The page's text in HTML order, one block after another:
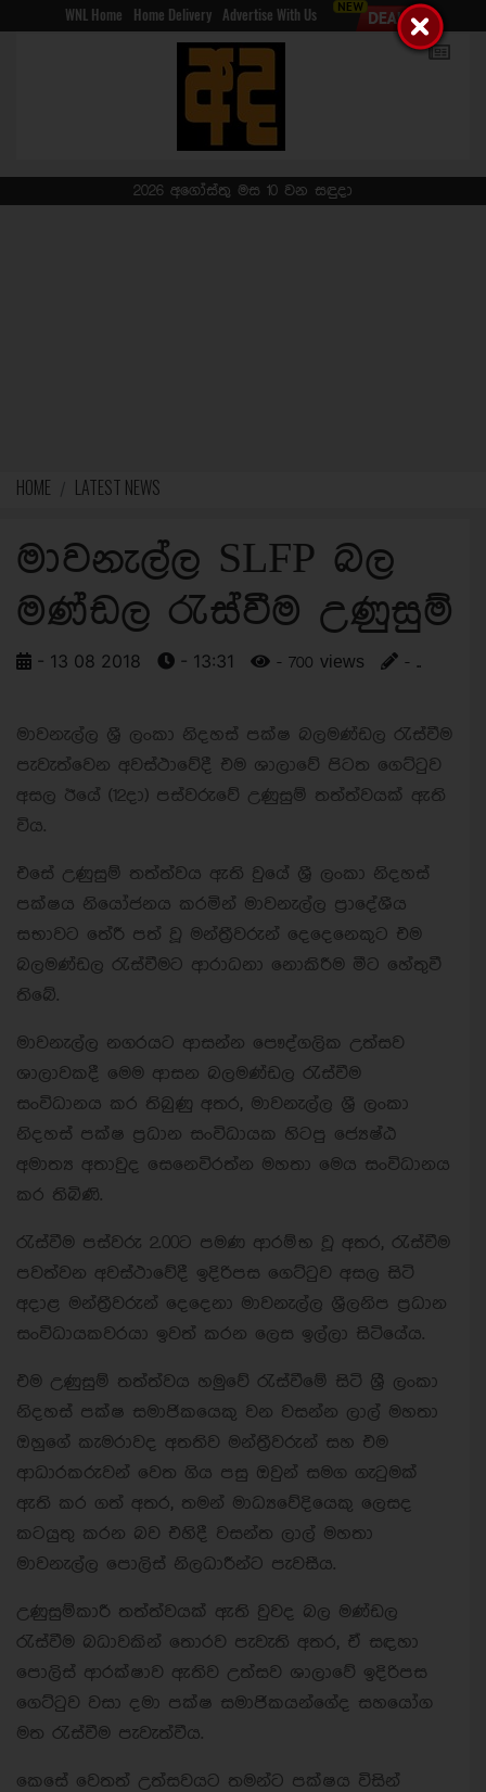
WNL Home Home Delivery Advertise With Us
2026 අගෝස්තු මස 10 වන සඳුදා
HOME LATEST NEWS
මාවනැල්ල SLFP බල
මණ්ඩල රැස්වීම උණුසුම්
- 13 08 2018 - 13:31 - 700 views - ..
මාවනැල්ල ශ‍්‍රී ලංකා නිදහස් පක්ෂ බලමණ්ඩල රැස්වීම
පැවැත්වෙන අවස්ථාවේදී එම ශාලාවේ පිටත ගෙට්ටුව
අසල ඊයේ (12දා) පස්වරුවේ උණුසුම් තත්ත්වයක් ඇති
විය.
එසේ උණුසුම් තත්ත්වය ඇති වුයේ ශ‍්‍රී ලංකා නිදහස්
පක්ෂය නියෝජනය කරමින් මාවනැල්ල ප‍්‍රාදේශීය
සභාවට තේරී පත් වූ මන්ත‍්‍රීවරුන් දෙදෙනෙකුට එම
බලමණ්ඩල රැස්වීමට ආරාධනා නොකිරීම මීට හේතුවී
තිබේ.
මාවනැල්ල නගරයට ආසන්න පෞද්ගලික උත්සව
ශාලාවකදී මෙම ආසන බලමණ්ඩල රැස්වීම
සංවිධානය කර තිබුණු අතර, මාවනැල්ල ශ‍්‍රී ලංකා
නිදහස් පක්ෂ ප‍්‍රධාන සංවිධායක හිටපු ජ්‍යෙෂ්ඨ
අමාත්‍ය අතාවුද සෙනෙවිරත්න මහතා මෙය සංවිධානය
කර තිබිණි.
රැස්වීම පස්වරු 2.00ට පමණ ආරම්භ වූ අතර, රැස්වීම
පවත්වන අවස්ථාවේදී ඉදිරිපස ගෙට්ටුව අසල සිටි
අදාළ මන්ත‍්‍රීවරුන් දෙදෙනා මාවනැල්ල ශ‍්‍රීලනිප ප‍්‍රධාන
සංවිධායකවරයා ඉවත් කරන ලෙස ඉල්ලා සිටියේය.
එම උණුසුම් තත්ත්වය හමුවේ රැස්වීමේ සිටි ශ්‍රී ලංකා
නිදහස් පක්ෂ සමාජිකයෙකු වන වසන්න ලාල් මහතා
ඔහුගේ කැමරාවද අතතිව මන්ත‍්‍රීවරුන් සහ එම
ආධාරකරුවන් වෙත ගිය පසු ඔවුන් සමග ගැටුමක්
ඇති කර ගත් අතර, තමන් මාධ්‍යවේදියෙකු ලෙසද
කටයුතු කරන බව එහිදී වසන්ත ලාල් මහතා
මාවනැල්ල පොලිස් නිලධාරීන්ට පැවසීය.
උණුසුම්කාරී තත්ත්වයක් ඇති වුවද බල මණ්ඩල
රැස්වීම බධාවකින් තොරව පැවැති අතර, ඒ සඳහා
පොලිස් ආරක්ෂාව ඇතිව උත්සව ශාලාවේ ඉදිරිපස
ගෙට්ටුව වසා දමා පක්ෂ සමාජිකයන්ගේද සහයෝග
මත රැස්වීම පැවැත්වීය.
කෙසේ වෙතත් උත්සවයට තමන්ට පක්ෂය විසින්